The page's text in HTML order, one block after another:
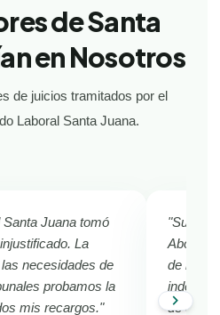
de Santa
en Nosotros
de juicios tramitados por el
Laboral Santa Juana.
Santa Juana tomó
La
necesidades de
probamos la
mis recargos."
"Sufría
de
de
chevron_right